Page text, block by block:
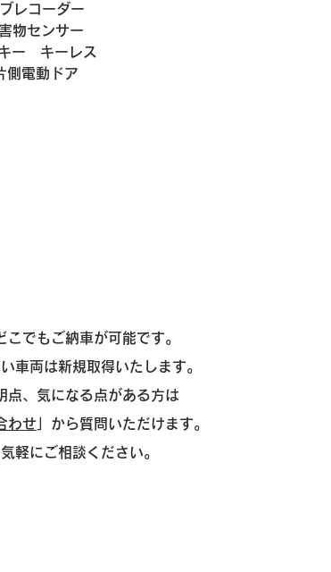
レコーダー
物センサー
ー　キーレス
側電動ドア
こでもご納車が可能です。
車両は新規取得いたします。
点、気になる点がある方は
わせ 」から質問いただけます。
軽にご相談ください。